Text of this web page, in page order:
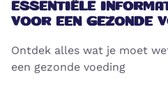
ESSENTIËLE
VOOR EEN GEZONDE
Ontdek alles wat je moet
een gezonde voeding